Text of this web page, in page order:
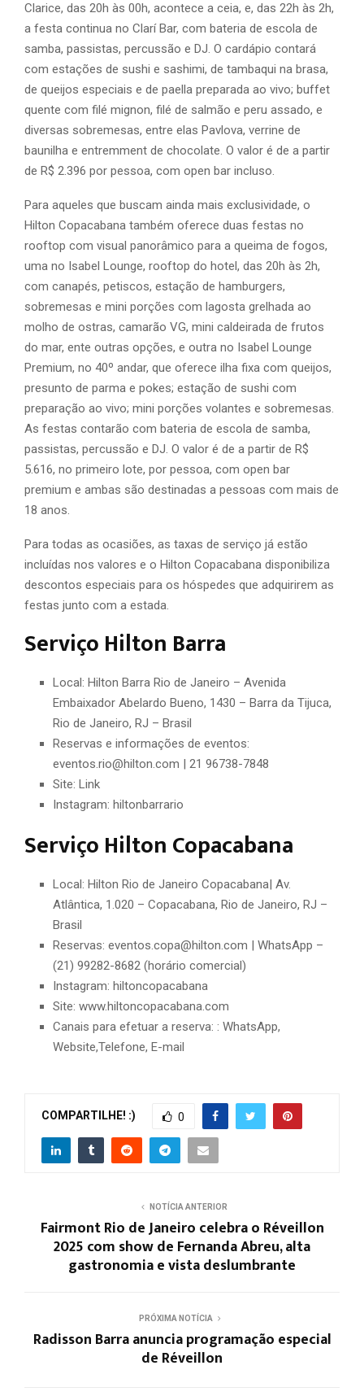
Clarice, das 20h às 00h, acontece a ceia, e, das 22h às 2h,
a festa continua no Clarí Bar, com bateria de escola de
samba, passistas, percussão e DJ. O cardápio contará
com estações de sushi e sashimi, de tambaqui na brasa,
de queijos especiais e de paella preparada ao vivo; buffet
quente com filé mignon, filé de salmão e peru assado, e
diversas sobremesas, entre elas Pavlova, verrine de
baunilha e entremment de chocolate. O valor é de a partir
de R$ 2.396 por pessoa, com open bar incluso.
Para aqueles que buscam ainda mais exclusividade, o
Hilton Copacabana também oferece duas festas no
rooftop com visual panorâmico para a queima de fogos,
uma no Isabel Lounge, rooftop do hotel, das 20h às 2h,
com canapés, petiscos, estação de hamburgers,
sobremesas e mini porções com lagosta grelhada ao
molho de ostras, camarão VG, mini caldeirada de frutos
do mar, ente outras opções, e outra no Isabel Lounge
Premium, no 40º andar, que oferece ilha fixa com queijos,
presunto de parma e pokes; estação de sushi com
preparação ao vivo; mini porções volantes e sobremesas.
As festas contarão com bateria de escola de samba,
passistas, percussão e DJ. O valor é de a partir de R$
5.616, no primeiro lote, por pessoa, com open bar
premium e ambas são destinadas a pessoas com mais de
18 anos.
Para todas as ocasiões, as taxas de serviço já estão
incluídas nos valores e o Hilton Copacabana disponibiliza
descontos especiais para os hóspedes que adquirirem as
festas junto com a estada.
Serviço Hilton Barra
Local: Hilton Barra Rio de Janeiro – Avenida
Embaixador Abelardo Bueno, 1430 – Barra da Tijuca,
Rio de Janeiro, RJ – Brasil
Reservas e informações de eventos:
eventos.rio@hilton.com | 21 96738-7848
Site: Link
Instagram: hiltonbarrario
Serviço Hilton Copacabana
Local: Hilton Rio de Janeiro Copacabana| Av.
Atlântica, 1.020 – Copacabana, Rio de Janeiro, RJ –
Brasil
Reservas: eventos.copa@hilton.com | WhatsApp –
(21) 99282-8682 (horário comercial)
Instagram: hiltoncopacabana
Site: www.hiltoncopacabana.com
Canais para efetuar a reserva: : WhatsApp,
Website,Telefone, E-mail
COMPARTILHE! :) 0
NOTÍCIA ANTERIOR
Fairmont Rio de Janeiro celebra o Réveillon
2025 com show de Fernanda Abreu, alta
gastronomia e vista deslumbrante
PRÓXIMA NOTÍCIA
Radisson Barra anuncia programação especial
de Réveillon